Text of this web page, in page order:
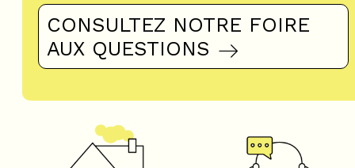
CONSULTEZ NOTRE FOIRE
AUX QUESTIONS